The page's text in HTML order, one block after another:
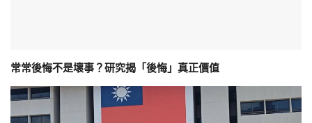
常常後悔不是壞事？研究揭「後悔」真正價值